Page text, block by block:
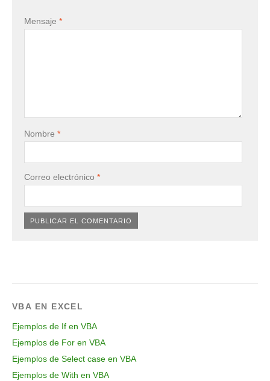
Mensaje *
Nombre *
Correo electrónico *
VBA EN EXCEL
Ejemplos de If en VBA
Ejemplos de For en VBA
Ejemplos de Select case en VBA
Ejemplos de With en VBA